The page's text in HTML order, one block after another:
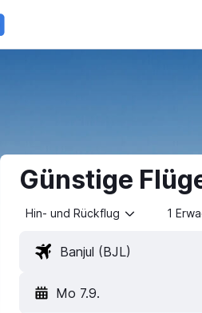
Günstige
Hin- und Rückflug 1
Mo 7.9.